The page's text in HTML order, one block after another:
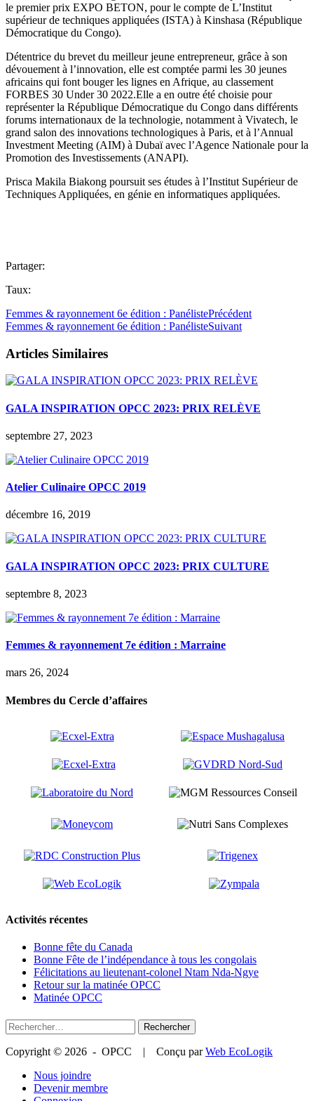
le premier prix EXPO BETON, pour le compte de L’Institut
supérieur de techniques appliquées (ISTA) à Kinshasa (République
Démocratique du Congo).
Détentrice du brevet du meilleur jeune entrepreneur, grâce à son
dévouement à l’innovation, elle est comptée parmi les 30 jeunes
africains qui font bouger les lignes en Afrique, au classement
FORBES 30 Under 30 2022.Elle a en outre été choisie pour
représenter la République Démocratique du Congo dans différents
forums internationaux de la technologie, notamment à Vivatech, le
grand salon des innovations technologiques à Paris, et à l’Annual
Investment Meeting (AIM) à Dubaï avec l’Agence Nationale pour la
Promotion des Investissements (ANAPI).
Prisca Makila Biakong poursuit ses études à l’Institut Supérieur de
Techniques Appliquées, en génie en informatiques appliquées.
Partager:
Taux:
Femmes & rayonnement 6e édition : PanélistePrécédent
Femmes & rayonnement 6e édition : PanélisteSuivant
Articles Similaires
GALA INSPIRATION OPCC 2023: PRIX RELÈVE
septembre 27, 2023
Atelier Culinaire OPCC 2019
décembre 16, 2019
GALA INSPIRATION OPCC 2023: PRIX CULTURE
septembre 8, 2023
Femmes & rayonnement 7e édition : Marraine
mars 26, 2024
Membres du Cercle d’affaires
Activités récentes
Bonne fête du Canada
Bonne Fête de l’indépendance à tous les congolais
Félicitations au lieutenant-colonel Ntam Nda-Ngye
Retour sur la matinée OPCC
Matinée OPCC
Rechercher :
Copyright © 2026 - OPCC | Conçu parWeb EcoLogik
Nous joindre
Devenir membre